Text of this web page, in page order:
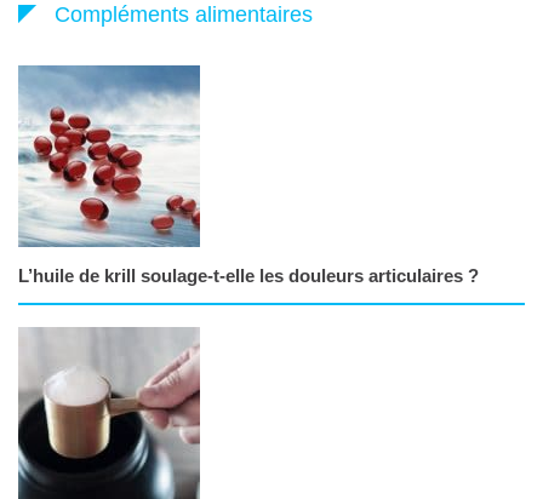
Compléments alimentaires
L’huile de krill soulage-t-elle les douleurs articulaires ?